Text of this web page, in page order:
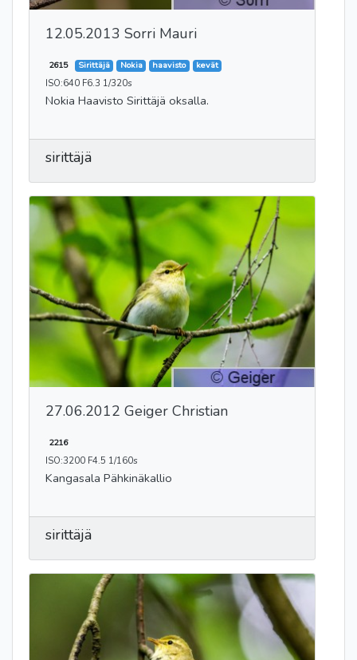
12.05.2013 Sorri Mauri
2615 Sirittäjä Nokia haavisto kevät
ISO:640 F6.3 1/320s
Nokia Haavisto Sirittäjä oksalla.
sirittäjä
27.06.2012 Geiger Christian
2216
ISO:3200 F4.5 1/160s
Kangasala Pähkinäkallio
sirittäjä